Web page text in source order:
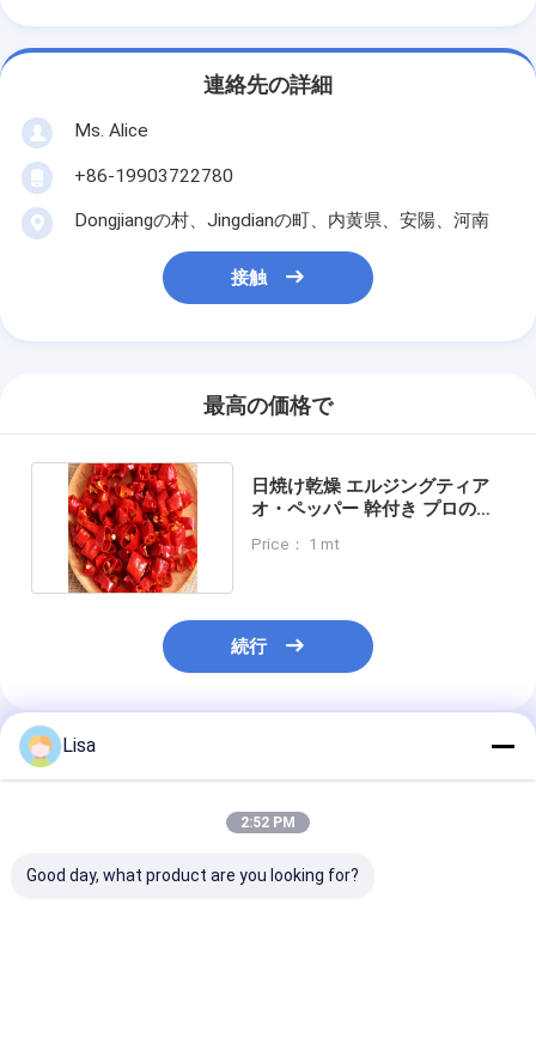
連絡先の詳細
Ms. Alice
+86-19903722780
Dongjiangの村、Jingdianの町、内黄県、安陽、河南
接触
最高の価格で
日焼け乾燥 エルジングティア
オ・ペッパー 幹付き プロの買
Price： 1 mt
続行
推薦されたプロダクト
Lisa
2:52 PM
Good day, what product are you looking for?